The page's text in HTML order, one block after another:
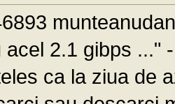
acel 2.1 gibps ..."
ca la ziua de